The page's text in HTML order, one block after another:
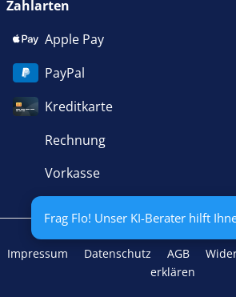
Frag Flo! Unser KI-Berater hilft
Zahlarten
Apple Pay
PayPal
Kreditkarte
Rechnung
Vorkasse
Impressum Datenschutz AGB
erklären